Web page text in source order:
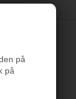
på
på